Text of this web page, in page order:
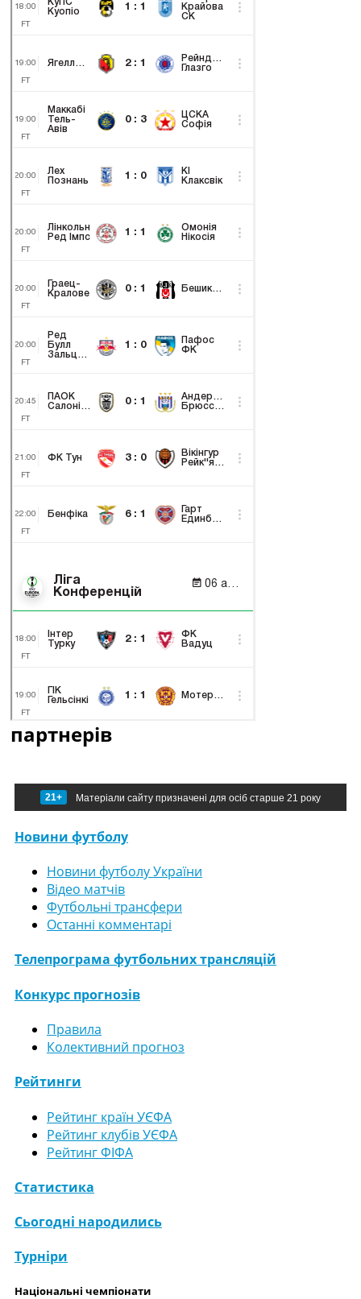
партнерів
21+ Матеріали сайту призначені для осіб старше 21 року
Новини футболу
Новини футболу України
Відео матчів
Футбольні трансфери
Останні комментарі
Телепрограма футбольних трансляцій
Конкурс прогнозів
Правила
Колективний прогноз
Рейтинги
Рейтинг країн УЄФА
Рейтинг клубів УЄФА
Рейтинг ФІФА
Статистика
Сьогодні народились
Турніри
Національні чемпіонати